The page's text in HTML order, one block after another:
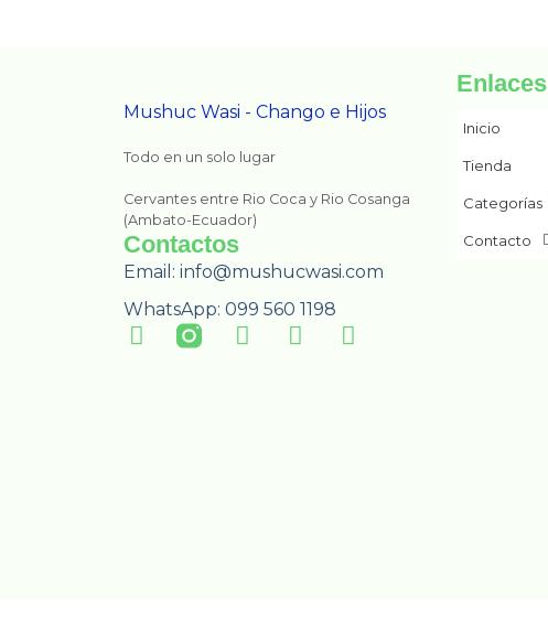
Mushuc Wasi - Chango e Hijos
Todo en un solo lugar
Cervantes entre Rio Coca y Rio Cosanga
(Ambato-Ecuador)
Contactos
Email: info@mushucwasi.com
WhatsApp: 099 560 1198
Enlaces
Inicio
Tienda
Categorías
Contacto